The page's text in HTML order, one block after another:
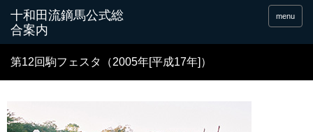
十和田流鏑馬公式総
合案内
menu
第12回駒フェスタ（2005年[平成17年]）